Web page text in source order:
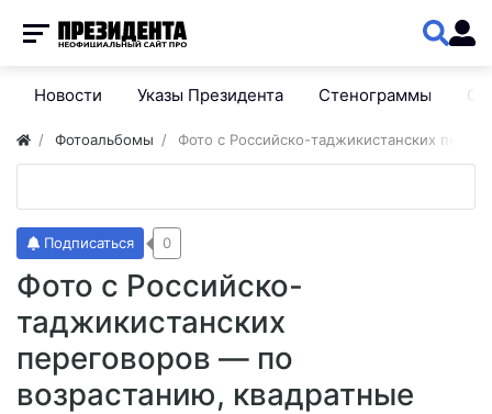
Новости Указы Президента Стенограммы
Фотоальбомы Фото с Российско-таджикистанских
Фото с Российско-
таджикистанских
переговоров — по
возрастанию, квадратные
Подписаться 0